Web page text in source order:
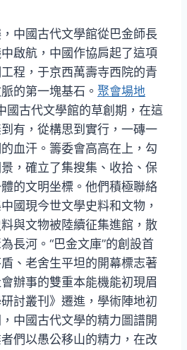
中國古代文學館從巴金師長
啟航，中國作協肩起了這項
程，于京西萬壽寺西院的青
的第一塊基石。 聚會場地
國古代文學館的草創期，在這
有，從構思到實行，一磚一
血汗。籌委會高高在上，勾
，確立了集搜集、收拾、保
的文明坐標。他們積極聯絡
國現今世文學史料和文物，
與文物被陸續征集進館，散
長河。“巴金文庫”的創設首
、老舍生平坦的開幕標志著
辦事的雙重本能機能初現眉
討叢刊》遷進，學術陣地初
中國古代文學的精力圖譜開
們以愚公移山的精力，在改